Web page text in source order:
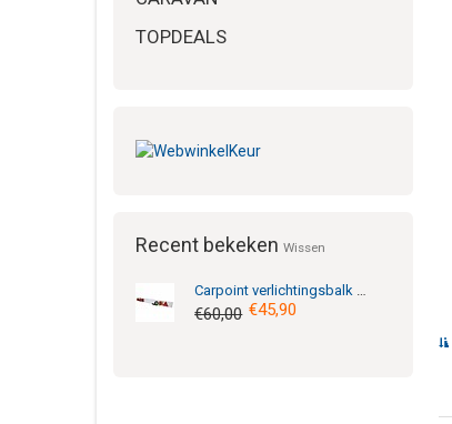
TOPDEALS
Recent bekeken Wissen
Carpoint verlichtingsbalk 120x14cm met mistlamp 9m kabel 7p
€60,00 €45,90